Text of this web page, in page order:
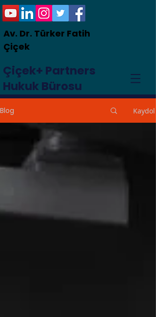
Av. Dr. Türker Fatih
Çiçek
Çiçek+ Partners
Hukuk Bürosu
Blog Kaydol